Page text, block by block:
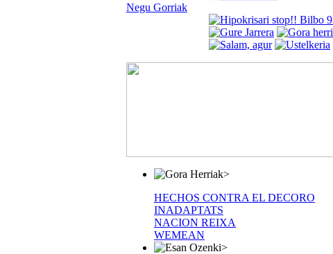
Negu Gorriak
>
HECHOS CONTRA EL DECORO
INADAPTATS
NACION REIXA
WEMEAN
>